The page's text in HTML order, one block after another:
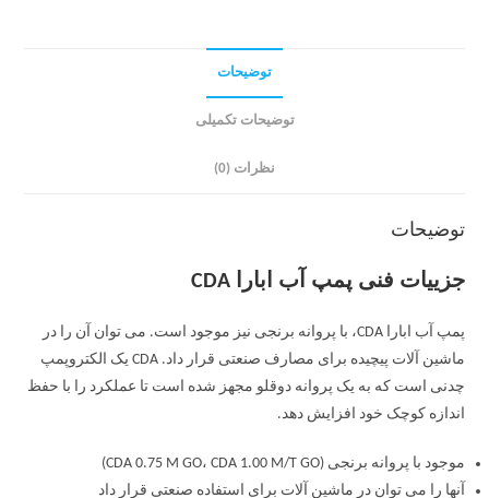
توضیحات
توضیحات تکمیلی
نظرات (0)
توضیحات
جزییات فنی پمپ آب ابارا CDA
پمپ آب ابارا CDA، با پروانه برنجی نیز موجود است. می توان آن را در
ماشین آلات پیچیده برای مصارف صنعتی قرار داد. CDA یک الکتروپمپ
چدنی است که به یک پروانه دوقلو مجهز شده است تا عملکرد را با حفظ
اندازه کوچک خود افزایش دهد.
موجود با پروانه برنجی (CDA 0.75 M GO، CDA 1.00 M/T GO)
آنها را می توان در ماشین آلات برای استفاده صنعتی قرار داد